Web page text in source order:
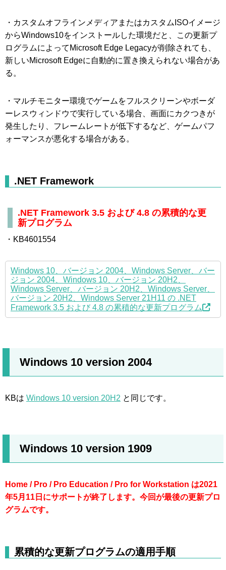
・カスタムオフラインメディアまたはカスタムISOイメージ
からWindows10をインストールした環境だと、この更新プ
ログラムによってMicrosoft Edge Legacyが削除されても、
新しいMicrosoft Edgeに自動的に置き換えられない場合があ
る。
・マルチモニター環境でゲームをフルスクリーンやボーダ
ーレスウィンドウで実行している場合、画面にカクつきが
発生したり、フレームレートが低下するなど、ゲームパフ
ォーマンスが悪化する場合がある。
.NET Framework
.NET Framework 3.5 および 4.8 の累積的な更
新プログラム
・KB4601554
Windows 10、バージョン 2004、Windows Server、バー
ジョン 2004、Windows 10、バージョン 20H2、
Windows Server、バージョン 20H2、Windows Server、
バージョン 20H2、Windows Server 21H11 の .NET
Framework 3.5 および 4.8 の累積的な更新プログラム
Windows 10 version 2004
KBは Windows 10 version 20H2 と同じです。
Windows 10 version 1909
Home / Pro / Pro Education / Pro for Workstation は2021
年5月11日にサポートが終了します。今回が最後の更新プロ
グラムです。
累積的な更新プログラムの適用手順